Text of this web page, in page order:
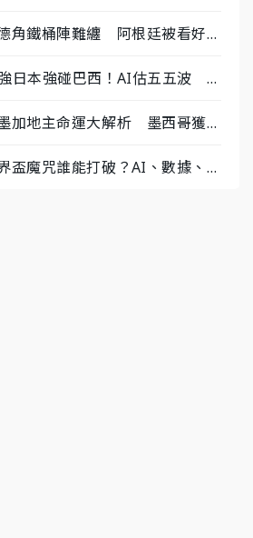
角鐵桶陣難纏 阿根廷被看好下
日本強碰巴西！AI估五五波 牛
加地主命運大解析 墨西哥獲數
盃魔咒誰能打破？AI、數據、塔